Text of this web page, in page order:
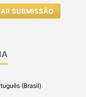
SUBMISSÃO
(Brasil)